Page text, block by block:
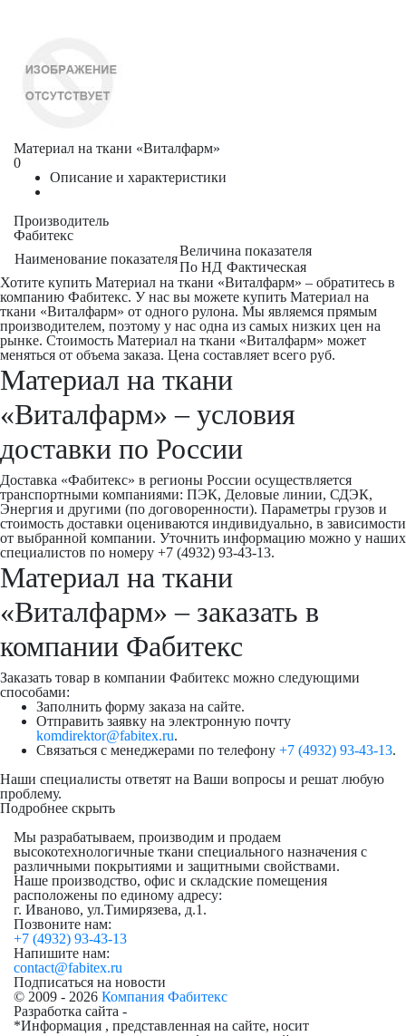
Материал на ткани «Виталфарм»
0
Описание и характеристики
Производитель
Фабитекс
Наименование показателя
Величина показателя
По НД Фактическая
Хотите купить Материал на ткани «Виталфарм» – обратитесь в
компанию Фабитекс. У нас вы можете купить Материал на
ткани «Виталфарм» от одного рулона. Мы являемся прямым
производителем, поэтому у нас одна из самых низких цен на
рынке. Стоимость Материал на ткани «Виталфарм» может
меняться от объема заказа. Цена составляет всего руб.
Материал на ткани
«Виталфарм» – условия
доставки по России
Доставка «Фабитекс» в регионы России осуществляется
транспортными компаниями: ПЭК, Деловые линии, СДЭК,
Энергия и другими (по договоренности). Параметры грузов и
стоимость доставки оцениваются индивидуально, в зависимости
от выбранной компании. Уточнить информацию можно у наших
специалистов по номеру +7 (4932) 93-43-13.
Материал на ткани
«Виталфарм» – заказать в
компании Фабитекс
Заказать товар в компании Фабитекс можно следующими
способами:
Заполнить форму заказа на сайте.
Отправить заявку на электронную почту
komdirektor@fabitex.ru.
Связаться с менеджерами по телефону +7 (4932) 93-43-13.
Наши специалисты ответят на Ваши вопросы и решат любую
проблему.
Подробнее скрыть
Мы разрабатываем, производим и продаем
высокотехнологичные ткани специального назначения с
различными покрытиями и защитными свойствами.
Наше производство, офис и складские помещения
расположены по единому адресу:
г. Иваново, ул.Тимирязева, д.1.
Позвоните нам:
+7 (4932) 93-43-13
Напишите нам:
contact@fabitex.ru
Подписаться на новости
© 2009 - 2026 Компания Фабитекс
*Информация , представленная на сайте, носит
Разработка сайта -